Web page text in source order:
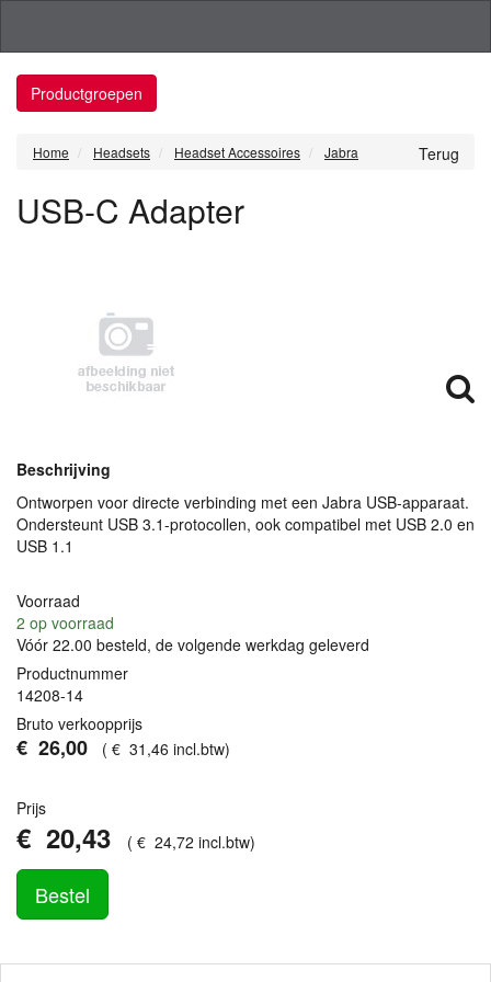
Productgroepen
Terug
Home Headsets Headset Accessoires Jabra
USB-C Adapter
Beschrijving
Ontworpen voor directe verbinding met een Jabra USB-apparaat.
Ondersteunt USB 3.1-protocollen, ook compatibel met USB 2.0 en
USB 1.1
Voorraad
2 op voorraad
Vóór 22.00 besteld, de volgende werkdag geleverd
Productnummer
14208-14
Bruto verkoopprijs
€ 26,00 ( € 31 ,46 incl.btw)
Prijs
€ 20,43 ( € 24,72 incl.btw)
Bestel